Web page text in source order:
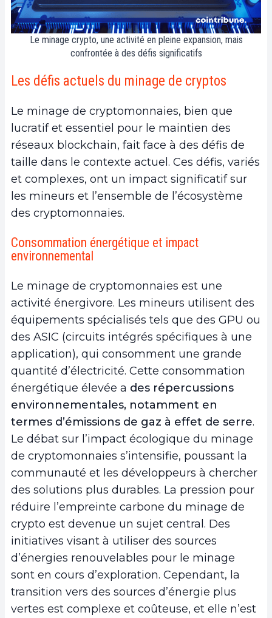
Le minage crypto, une activité en pleine expansion, mais
confrontée à des défis significatifs
Les défis actuels du minage de cryptos
Le minage de cryptomonnaies, bien que
lucratif et essentiel pour le maintien des
réseaux blockchain, fait face à des défis de
taille dans le contexte actuel. Ces défis, variés
et complexes, ont un impact significatif sur
les mineurs et l’ensemble de l’écosystème
des cryptomonnaies.
Consommation énergétique et impact
environnemental
Le minage de cryptomonnaies est une
activité énergivore. Les mineurs utilisent des
équipements spécialisés tels que des GPU ou
des ASIC (circuits intégrés spécifiques à une
application), qui consomment une grande
quantité d’électricité. Cette consommation
énergétique élevée a des répercussions
environnementales, notamment en
termes d’émissions de gaz à effet de serre.
Le débat sur l’impact écologique du minage
de cryptomonnaies s’intensifie, poussant la
communauté et les développeurs à chercher
des solutions plus durables. La pression pour
réduire l’empreinte carbone du minage de
crypto est devenue un sujet central. Des
initiatives visant à utiliser des sources
d’énergies renouvelables pour le minage
sont en cours d’exploration. Cependant, la
transition vers des sources d’énergie plus
vertes est complexe et coûteuse, et elle n’est